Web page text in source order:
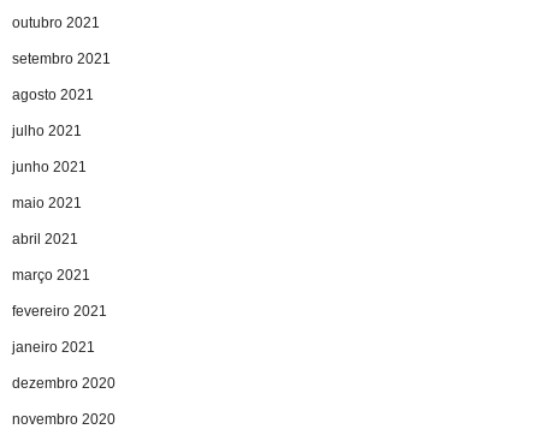
outubro 2021
setembro 2021
agosto 2021
julho 2021
junho 2021
maio 2021
abril 2021
março 2021
fevereiro 2021
janeiro 2021
dezembro 2020
novembro 2020